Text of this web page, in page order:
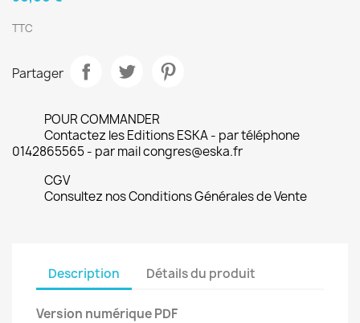
TTC
Partager
POUR COMMANDER
Contactez les Editions ESKA - par téléphone
0142865565 - par mail congres@eska.fr
CGV
Consultez nos Conditions Générales de Vente
Description Détails du produit
Version numérique PDF